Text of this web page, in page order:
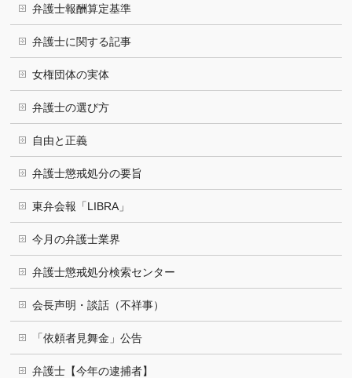
弁護士報酬算定基準
弁護士に関する記事
女権団体の実体
弁護士の選び方
自由と正義
弁護士懲戒処分の要旨
東弁会報「LIBRA」
今月の弁護士業界
弁護士懲戒処分検索センター
会長声明・談話（不祥事）
「依頼者見舞金」公告
弁護士【今年の逮捕者】